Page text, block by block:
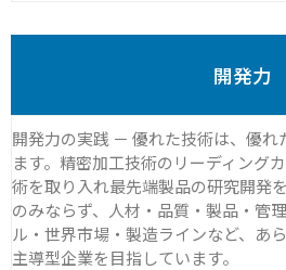
開発力
開発力の実践 － 優れた技術は、優
ます。精密加工技術のリーディング
術を取り入れ最先端製品の研究開発
のみならず、人材・品質・製品・管
ル・世界市場・製造ラインなど、あ
主導型企業を目指しています。